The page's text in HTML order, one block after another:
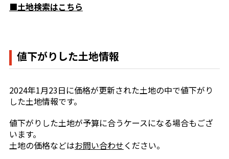
■土地検索はこちら
値下がりした土地情報
2024年1月23日に価格が更新された土地の中で値下がり
した土地情報です。
値下がりした土地が予算に合うケースになる場合もござ
います。
土地の価格などはお問い合わせください。